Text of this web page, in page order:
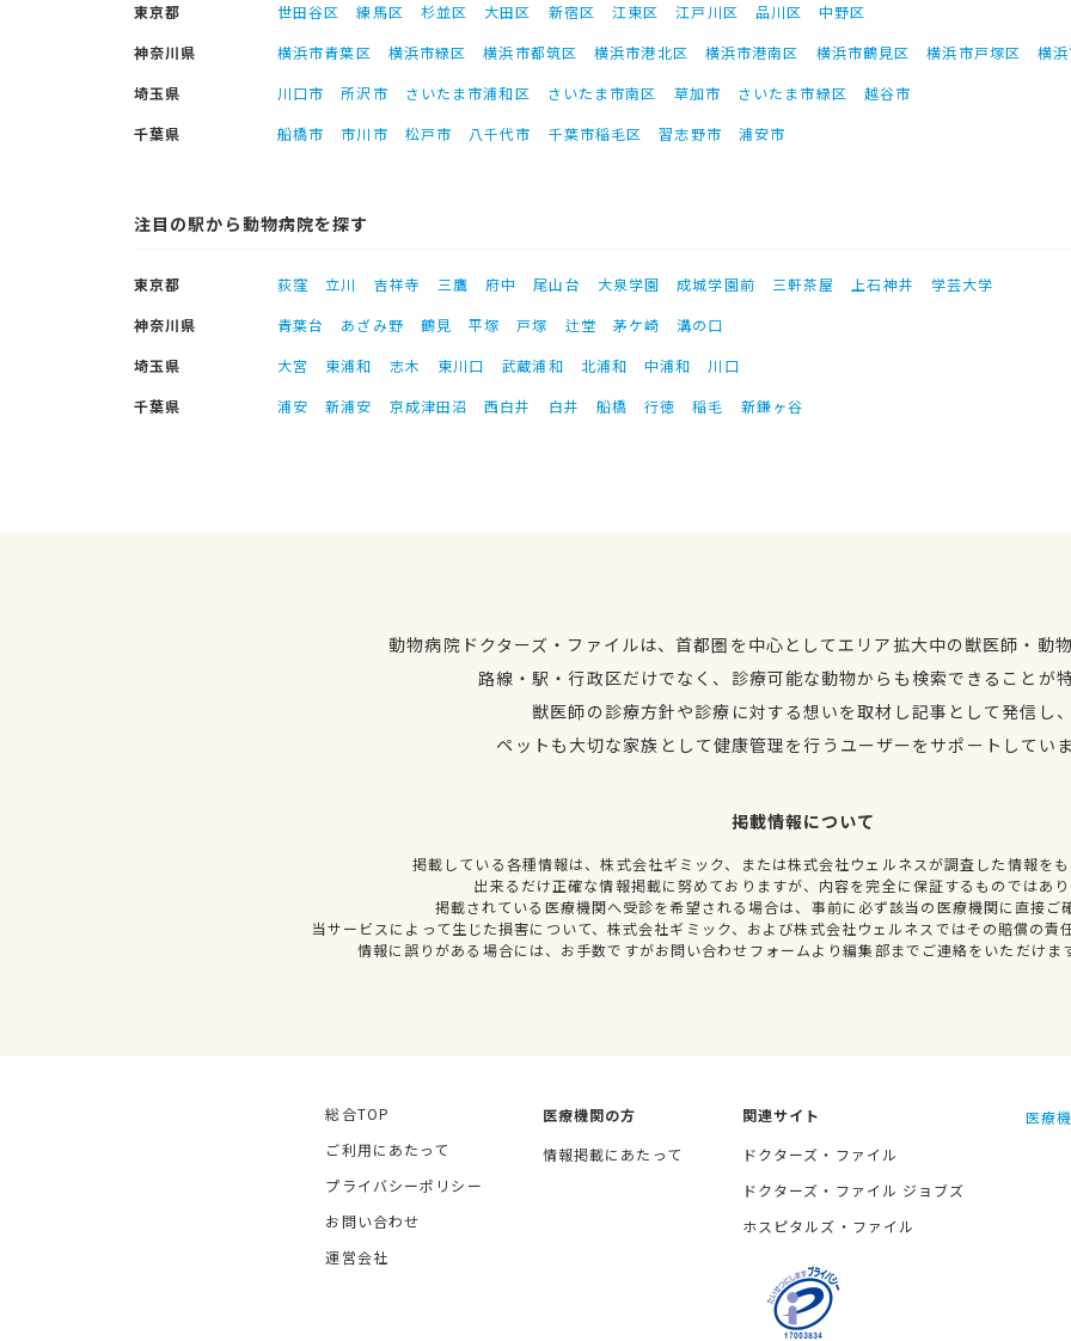
東京都 世田谷区 練馬区 杉並区 大田区 新宿区 江東区 江戸川区 品川区
中野区
神奈川県
横浜市青葉区 横浜市緑区 横浜市都筑区 横浜市港北区 横浜市港南区 横浜市鶴見区 横浜市戸塚区
横
埼玉県
川口市 所沢市 さいたま市浦和区 さいたま市南区 草加市 さいたま市緑区
越谷市
千葉県
船橋市 市川市 松戸市 八千代市 千葉市稲毛区 習志野市 浦安市
注目の駅から動物病院を探す
東京都 荻窪 立川 吉祥寺 三鷹 府中 尾山台 大泉学園 成城学園前 三軒茶屋 上石神井
学芸大学
神奈川県
青葉台 あざみ野 鶴見 平塚 戸塚 辻堂 茅ケ崎
溝の口
埼玉県
大宮 東浦和 志木 東川口 武蔵浦和 北浦和 中浦和
川口
千葉県
浦安 新浦安 京成津田沼 西白井 白井 船橋 行徳 稲毛 新鎌ヶ谷
動物病院ドクターズ・ファイルは、首都圏を中心としてエリア拡大中の獣医師・動
路線・駅・行政区だけでなく、診療可能な動物からも検索できることが
獣医師の診療方針や診療に対する想いを取材し記事として発信し
ペットも大切な家族として健康管理を行うユーザーをサポートしてい
掲載情報について
掲載している各種情報は、株式会社ギミック、または株式会社ウェルネスが調査した情報を
出来るだけ正確な情報掲載に努めておりますが、内容を完全に保証するものではあ
掲載されている医療機関へ受診を希望される場合は、事前に必ず該当の医療機関に直接ご
当サービスによって生じた損害について、株式会社ギミック、および株式会社ウェルネスではその賠償の責
情報に誤りがある場合には、お手数ですがお問い合わせフォームより編集部までご連絡をいただけま
総合TOP
ご利用にあたって
プライバシーポリシー
お問い合わせ
運営会社
医療機関の方
情報掲載にあたって
関連サイト
ドクターズ・ファイル
ドクターズ・ファイル ジョブズ
ホスピタルズ・ファイル
医療